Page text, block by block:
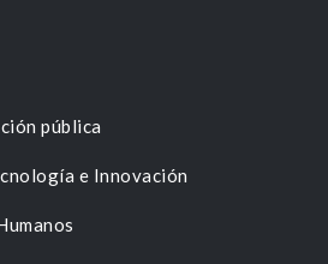
pública
e Innovación